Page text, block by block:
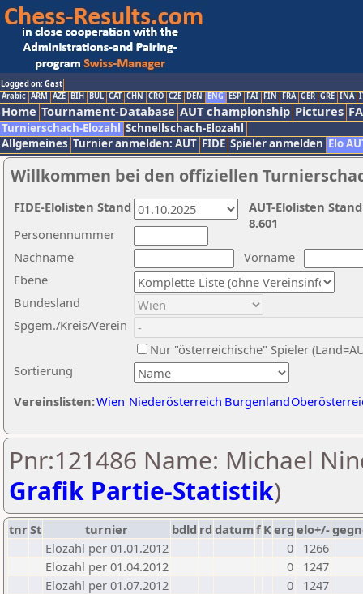
Logged on: Gast
Arabic ARM AZE BIH BUL CAT CHN CRO CZE DEN ENG ESP FAI FIN FRA GER GRE INA
Home Tournament-Database AUT championship Pictures
Turnierschach-Elozahl Schnellschach-Elozahl
Allgemeines Turnier anmelden: AUT FIDE Spieler anmelden Elo
Willkommen bei den offiziellen
Nachname
Vorname
Ebene
Sortierung
Personennummer
Bundesland
Spgem./Kreis/Verein
Nur "österreichische" Spieler
Vereinslisten:Wien Niederösterreich Burgenland
AUT-Elolisten
8.601
FIDE-Elolisten Stand
Pnr:121486 Name: Michael
Grafik Partie-Statistik)
tnrSt turnier bdld rd datumf Kerg elo+/-
Elozahl per 01.01.2012
0
1266
Elozahl per 01.04.2012
0
1247
Elozahl per 01.07.2012
0
1247